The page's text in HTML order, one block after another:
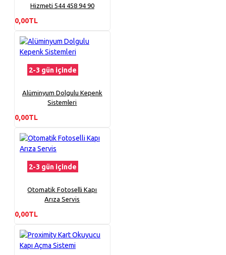
Hizmeti 544 458 94 90
0,00TL
2-3 gün içinde
Alüminyum Dolgulu Kepenk
Sistemleri
0,00TL
2-3 gün içinde
Otomatik Fotoselli Kapı
Arıza Servis
0,00TL